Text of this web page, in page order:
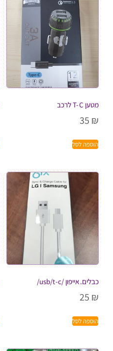
מטען T-C לרכב
35 ₪
הוספה לסל
כבלים.אייפון /usb/t-c/
25 ₪
הוספה לסל